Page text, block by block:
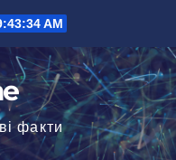
AM
факти